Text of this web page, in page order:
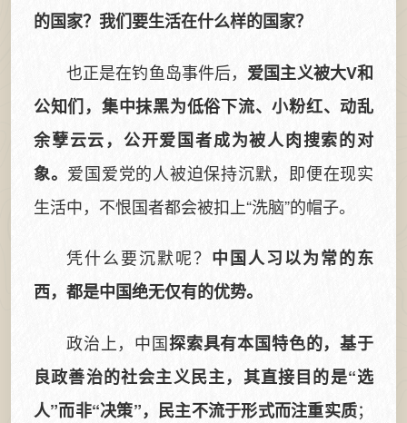
的国家？我们要生活在什么样的国家？
也正是在钓鱼岛事件后， 爱国主义被大V和
公知们，集中抹黑为低俗下流、小粉红、动乱
余孽云云，公开爱国者成为被人肉搜索的对
象。 爱国爱党的人被迫保持沉默，即便在现实
生活中，不恨国者都会被扣上“洗脑”的帽子。
凭什么要沉默呢？ 中国人习以为常的东
西，都是中国绝无仅有的优势。
政治上，中国探索具有本国特色的，基于
良政善治的社会主义民主，其直接目的是“选
人”而非“决策”，民主不流于形式而注重实质；